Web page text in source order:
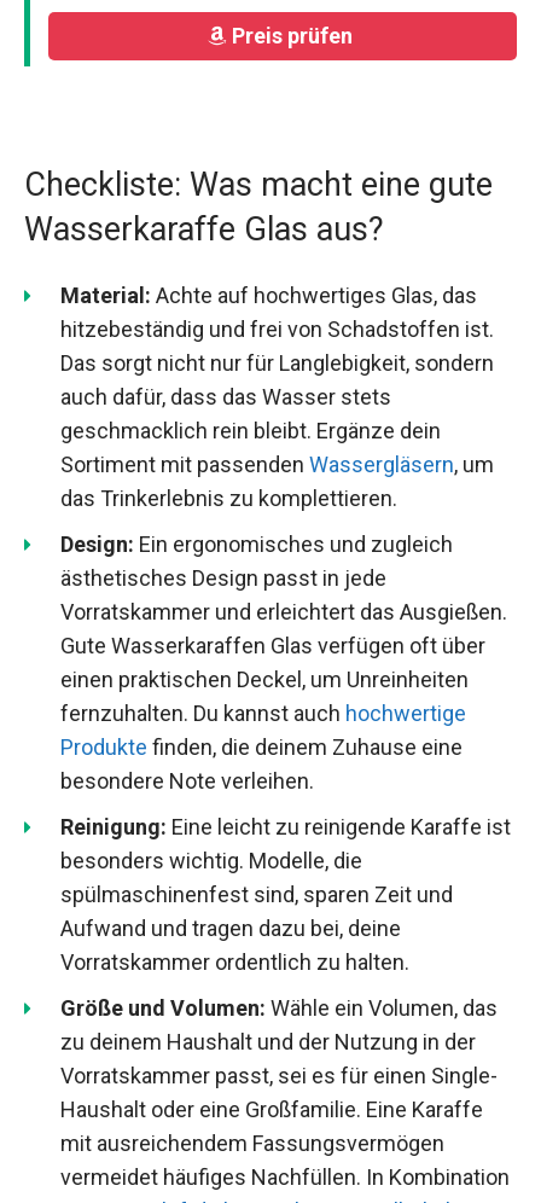
Preis prüfen
Checkliste: Was macht eine gute
Wasserkaraffe Glas aus?
Material: Achte auf hochwertiges Glas, das
hitzebeständig und frei von Schadstoffen ist.
Das sorgt nicht nur für Langlebigkeit, sondern
auch dafür, dass das Wasser stets
geschmacklich rein bleibt. Ergänze dein
Sortiment mit passenden Wassergläsern, um
das Trinkerlebnis zu komplettieren.
Design: Ein ergonomisches und zugleich
ästhetisches Design passt in jede
Vorratskammer und erleichtert das Ausgießen.
Gute Wasserkaraffen Glas verfügen oft über
einen praktischen Deckel, um Unreinheiten
fernzuhalten. Du kannst auch hochwertige
Produkte finden, die deinem Zuhause eine
besondere Note verleihen.
Reinigung: Eine leicht zu reinigende Karaffe ist
besonders wichtig. Modelle, die
spülmaschinenfest sind, sparen Zeit und
Aufwand und tragen dazu bei, deine
Vorratskammer ordentlich zu halten.
Größe und Volumen: Wähle ein Volumen, das
zu deinem Haushalt und der Nutzung in der
Vorratskammer passt, sei es für einen Single-
Haushalt oder eine Großfamilie. Eine Karaffe
mit ausreichendem Fassungsvermögen
vermeidet häufiges Nachfüllen. In Kombination